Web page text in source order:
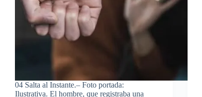
04 Salta al Instante.– Foto portada:
Ilustrativa. El hombre, que registraba una